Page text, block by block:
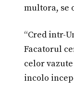
multora, se
“Cred intr-
Facatorul
celor
incolo